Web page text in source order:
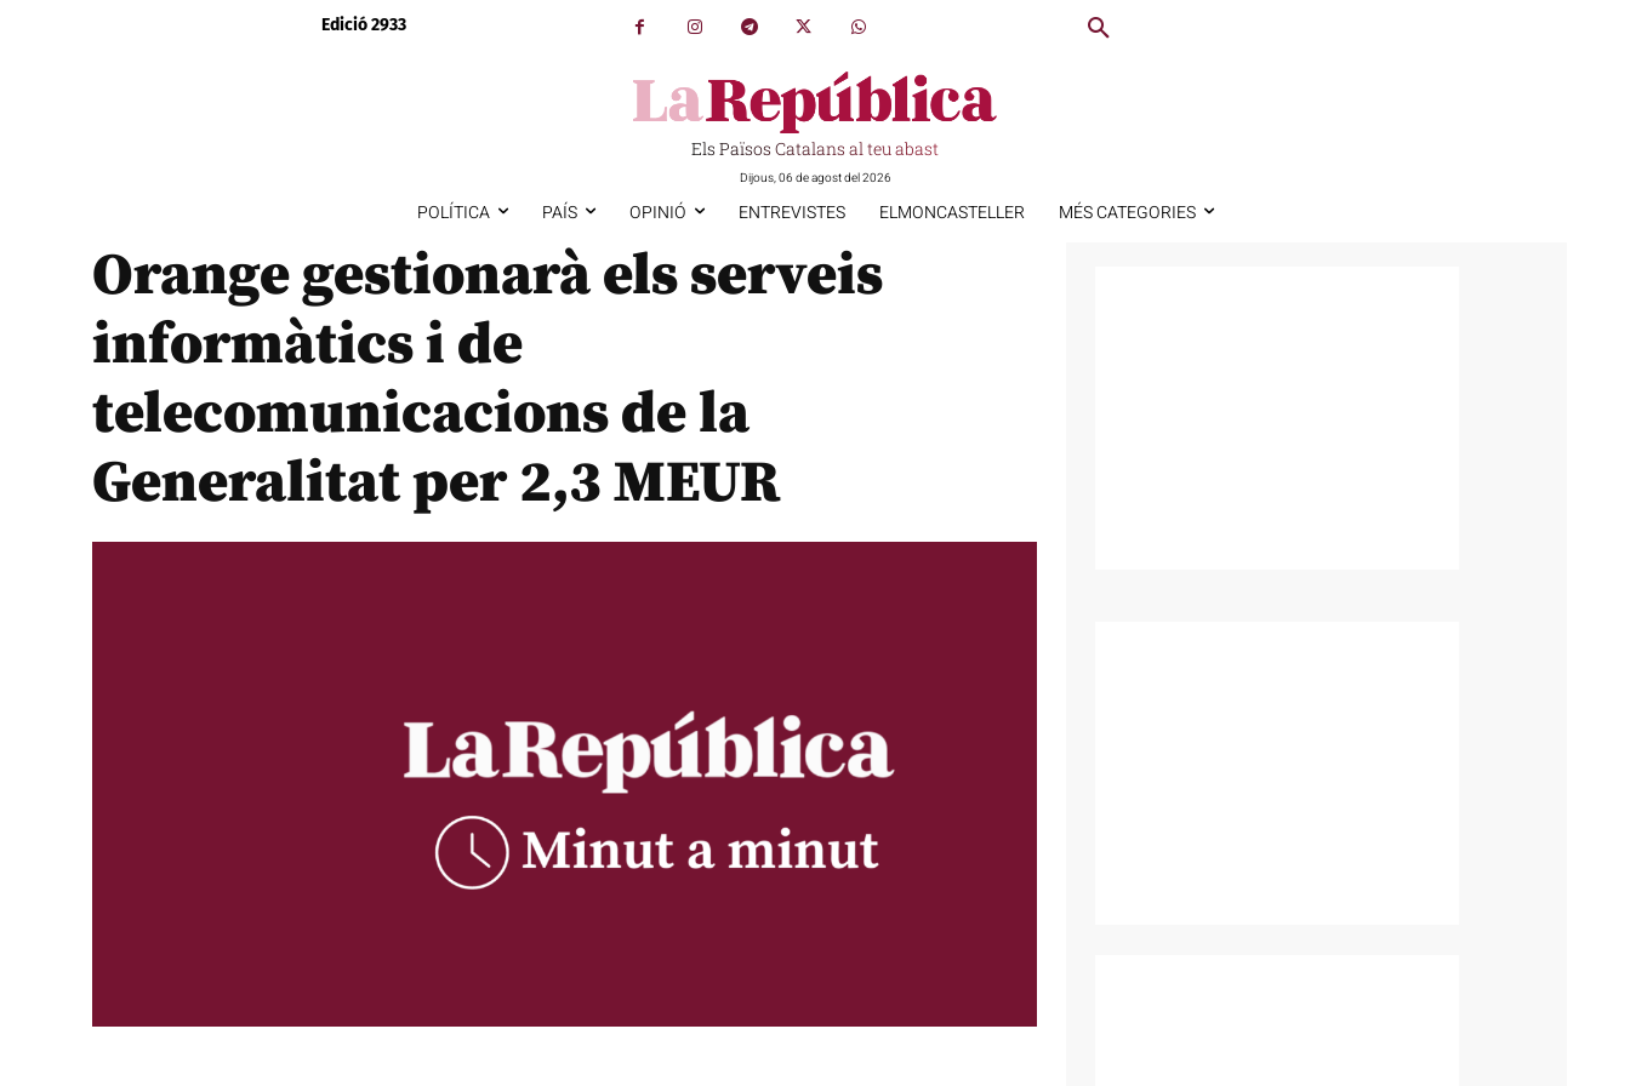
Edició 2933
Els Països Catalans al teu abast
Dijous, 06 de agost del 2026
POLÍTICA PAÍS OPINIÓ ENTREVISTES ELMONCASTELLER MÉS CATEGORIES
Orange gestionarà els serveis
informàtics i de
telecomunicacions de la
Generalitat per 2,3 MEUR